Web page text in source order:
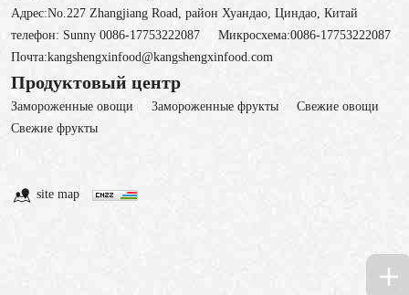
Адрес:No.227 Zhangjiang Road, район Хуандао, Циндао, Китай
телефон: Sunny 0086-17753222087 Микросхема:0086-17753222087
Почта:kangshengxinfood@kangshengxinfood.com
Продуктовый центр
Замороженные овощи 3амороженные фрукты
Свежие овощи
Cвежие фрукты
site map